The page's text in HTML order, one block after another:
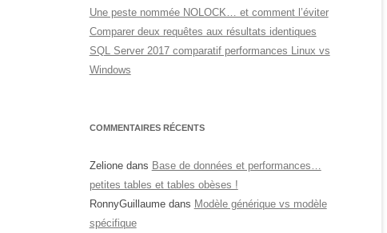
Une peste nommée NOLOCK… et comment l’éviter
Comparer deux requêtes aux résultats identiques
SQL Server 2017 comparatif performances Linux vs
Windows
COMMENTAIRES RÉCENTS
Zelionedans Base de données et performances…
petites tables et tables obèses !
RonnyGuillaumedans Modèle générique vs modèle
spécifique